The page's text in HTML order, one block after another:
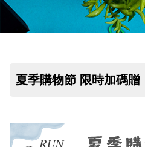
夏季購物節 限時加碼贈